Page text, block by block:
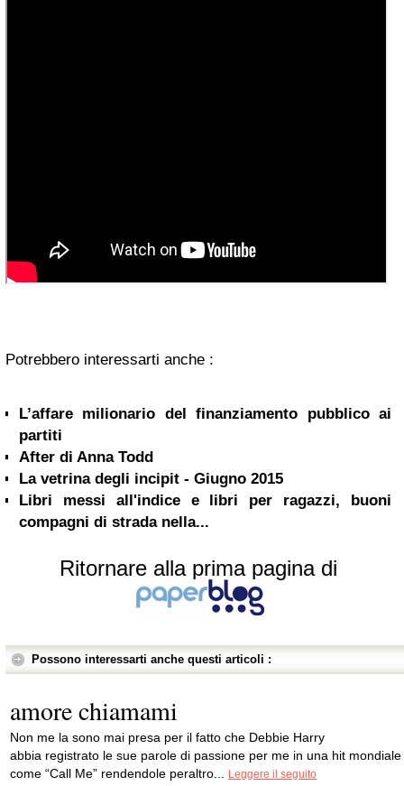
Potrebbero interessarti anche :
L’affare milionario del finanziamento pubblico ai
partiti
After di Anna Todd
La vetrina degli incipit - Giugno 2015
Libri messi all'indice e libri per ragazzi, buoni
compagni di strada nella...
Ritornare alla prima pagina di
Possono interessarti anche questi articoli :
amore chiamami
Non me la sono mai presa per il fatto che Debbie Harry
abbia registrato le sue parole di passione per me in una hit mondiale
come “Call Me” rendendole peraltro...
Leggere il seguito